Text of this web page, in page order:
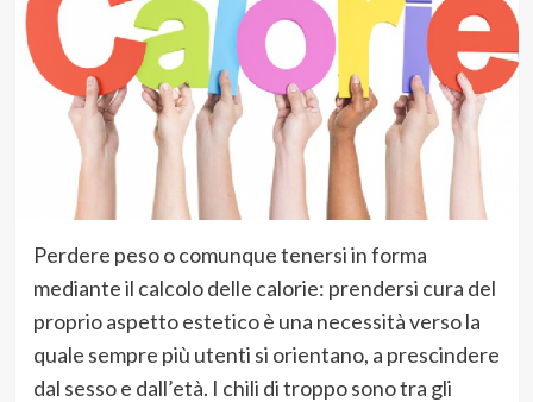
Perdere peso o comunque tenersi in forma
mediante il calcolo delle calorie: prendersi cura del
proprio aspetto estetico è una necessità verso la
quale sempre più utenti si orientano, a prescindere
dal sesso e dall’età. I chili di troppo sono tra gli